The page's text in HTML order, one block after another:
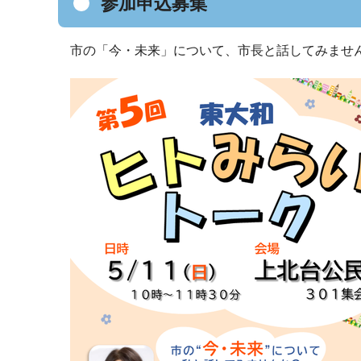
市の「今・未来」について、市長と話してみませ